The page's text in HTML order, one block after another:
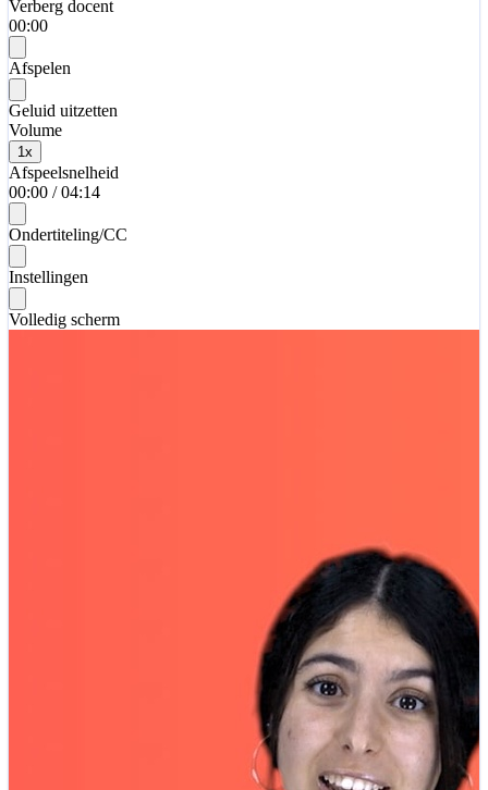
Verberg docent
00:00
Afspelen
Geluid uitzetten
Volume
1x
Afspeelsnelheid
00:00 / 04:14
Ondertiteling/CC
Instellingen
Volledig scherm